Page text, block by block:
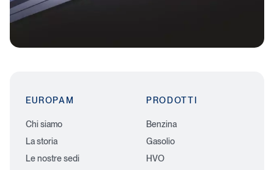
EUROPAM
Chi siamo
La storia
Le nostre sedi
PRODOTTI
Benzina
Gasolio
HVO